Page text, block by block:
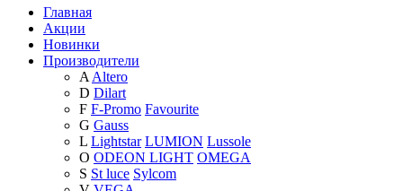
Главная
Акции
Новинки
Производители
AAltero
D Dilart
F F-Promo Favourite
G Gauss
L Lightstar LUMION Lussole
O ODEON LIGHT OMEGA
S St luce Sylcom